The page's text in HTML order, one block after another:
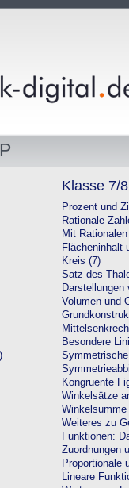
Klasse 7/8
Prozent und
Rationale
Mit
Flächeninhalt
Kreis (7)
Satz des
Darstellungen
Volumen und
Besondere
Kongruente
Winkelsätze
Weiteres zu
Funktionen:
Zuordnungen
Proportionale
Lineare